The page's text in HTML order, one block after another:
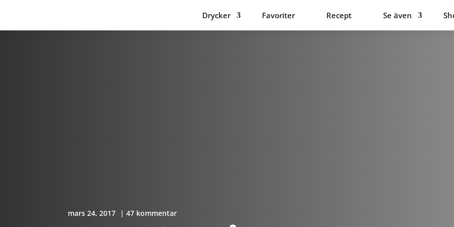
Drycker Favoriter Recept Se även
mars 24, 2017 | 47 kommentar